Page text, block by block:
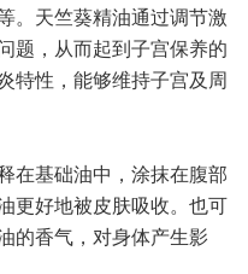
。天竺葵精油通过调节激
题，从而起到子宫保养的
特性，能够维持子宫及周
在基础油中，涂抹在腹部
更好地被皮肤吸收。也可
的香气，对身体产生影